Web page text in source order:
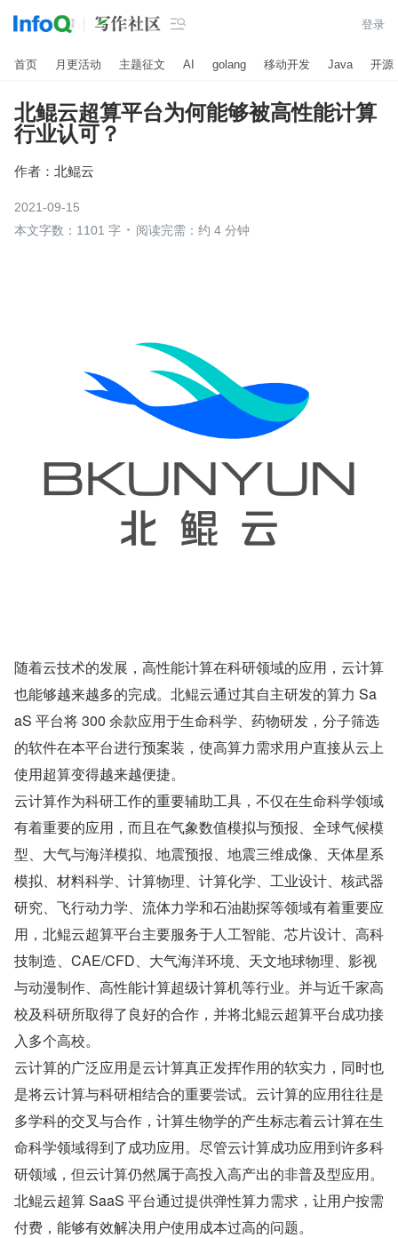
 登录
首页 月更活动 主题征文 AI golang 移动开发 Java 开源
北鲲云超算平台为何能够被高性能计算
行业认可？
作者： 北鲲云
2021-09-15
本文字数：1101 字
阅读完需：约 4 分钟
随着云技术的发展，高性能计算在科研领域的应用，云计算
也能够越来越多的完成。北鲲云通过其自主研发的算力 Sa
aS 平台将 300 余款应用于生命科学、药物研发，分子筛选
的软件在本平台进行预案装，使高算力需求用户直接从云上
使用超算变得越来越便捷。
云计算作为科研工作的重要辅助工具，不仅在生命科学领域
有着重要的应用，而且在气象数值模拟与预报、全球气候模
型、大气与海洋模拟、地震预报、地震三维成像、天体星系
模拟、材料科学、计算物理、计算化学、工业设计、核武器
研究、飞行动力学、流体力学和石油勘探等领域有着重要应
用，北鲲云超算平台主要服务于人工智能、芯片设计、高科
技制造、CAE/CFD、大气海洋环境、天文地球物理、影视
与动漫制作、高性能计算超级计算机等行业。并与近千家高
校及科研所取得了良好的合作，并将北鲲云超算平台成功接
入多个高校。
云计算的广泛应用是云计算真正发挥作用的软实力，同时也
是将云计算与科研相结合的重要尝试。云计算的应用往往是
多学科的交叉与合作，计算生物学的产生标志着云计算在生
命科学领域得到了成功应用。尽管云计算成功应用到许多科
研领域，但云计算仍然属于高投入高产出的非普及型应用。
北鲲云超算 SaaS 平台通过提供弹性算力需求，让用户按需
付费，能够有效解决用户使用成本过高的问题。